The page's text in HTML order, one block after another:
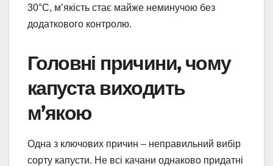
30°C, м’якість стає майже неминучою без
додаткового контролю.
Головні причини, чому
капуста виходить
м’якою
Одна з ключових причин – неправильний вибір
сорту капусти. Не всі качани однаково придатні